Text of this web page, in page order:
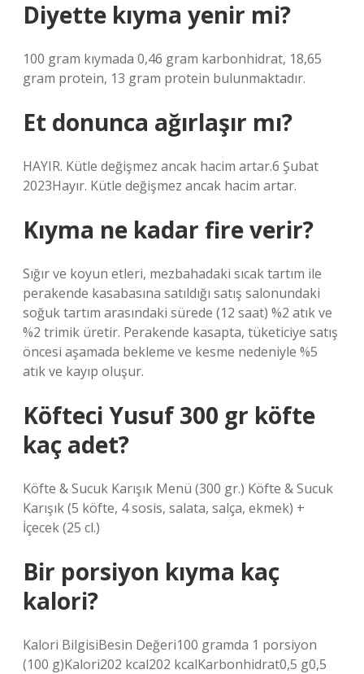
Diyette kıyma yenir mi?
100 gram kıymada 0,46 gram karbonhidrat, 18,65
gram protein, 13 gram protein bulunmaktadır.
Et donunca ağırlaşır mı?
HAYIR. Kütle değişmez ancak hacim artar.6 Şubat
2023Hayır. Kütle değişmez ancak hacim artar.
Kıyma ne kadar fire verir?
Sığır ve koyun etleri, mezbahadaki sıcak tartım ile
perakende kasabasına satıldığı satış salonundaki
soğuk tartım arasındaki sürede (12 saat) %2 atık ve
%2 trimik üretir. Perakende kasapta, tüketiciye satış
öncesi aşamada bekleme ve kesme nedeniyle %5
atık ve kayıp oluşur.
Köfteci Yusuf 300 gr köfte
kaç adet?
Köfte & Sucuk Karışık Menü (300 gr.) Köfte & Sucuk
Karışık (5 köfte, 4 sosis, salata, salça, ekmek) +
İçecek (25 cl.)
Bir porsiyon kıyma kaç
kalori?
Kalori BilgisiBesin Değeri100 gramda 1 porsiyon
(100 g)Kalori202 kcal202 kcalKarbonhidrat0,5 g0,5